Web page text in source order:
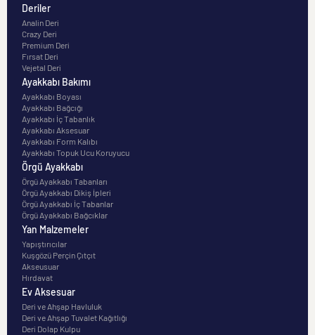
Deriler
Analin Deri
Crazy Deri
Premium Deri
Fırsat Deri
Vejetal Deri
Ayakkabı Bakımı
Ayakkabı Boyası
Ayakkabı Bağcığı
Ayakkabı İç Tabanlık
Ayakkabı Aksesuar
Ayakkabı Form Kalıbı
Ayakkabı Topuk Ucu Koruyucu
Örgü Ayakkabı
Örgü Ayakkabı Tabanları
Örgü Ayakkabı Dikiş İpleri
Örgü Ayakkabı İç Tabanlar
Örgü Ayakkabı Bağcıklar
Yan Malzemeler
Yapıştırıcılar
Kuşgözü Perçin Çıtçıt
Akseusuar
Hırdavat
Ev Aksesuar
Deri ve Ahşap Havluluk
Deri ve Ahşap Tuvalet Kağıtlığı
Deri Dolap Kulpu